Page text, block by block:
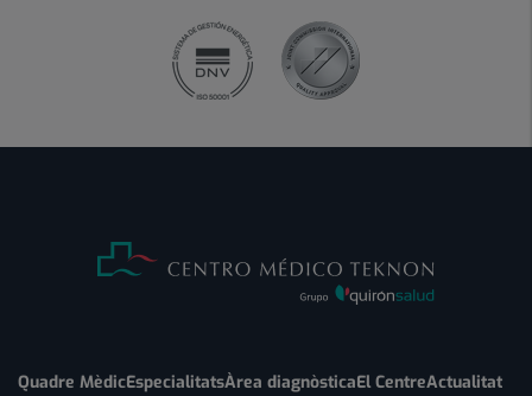
Quadre MèdicEspecialitatsÀrea diagnòsticaEl CentreActualitat